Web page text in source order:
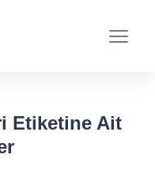
Etiketine Ait